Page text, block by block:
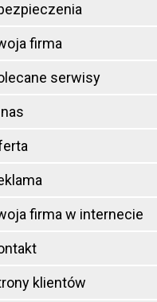
firma
serwisy
firma w internecie
klientów